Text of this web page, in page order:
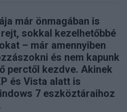
már önmagában is
sokkal kezelhetőbbé
– már amennyiben
és nem kapunk
perctől kezdve. Akinek
és Vista alatt is
7 eszköztáraihoz